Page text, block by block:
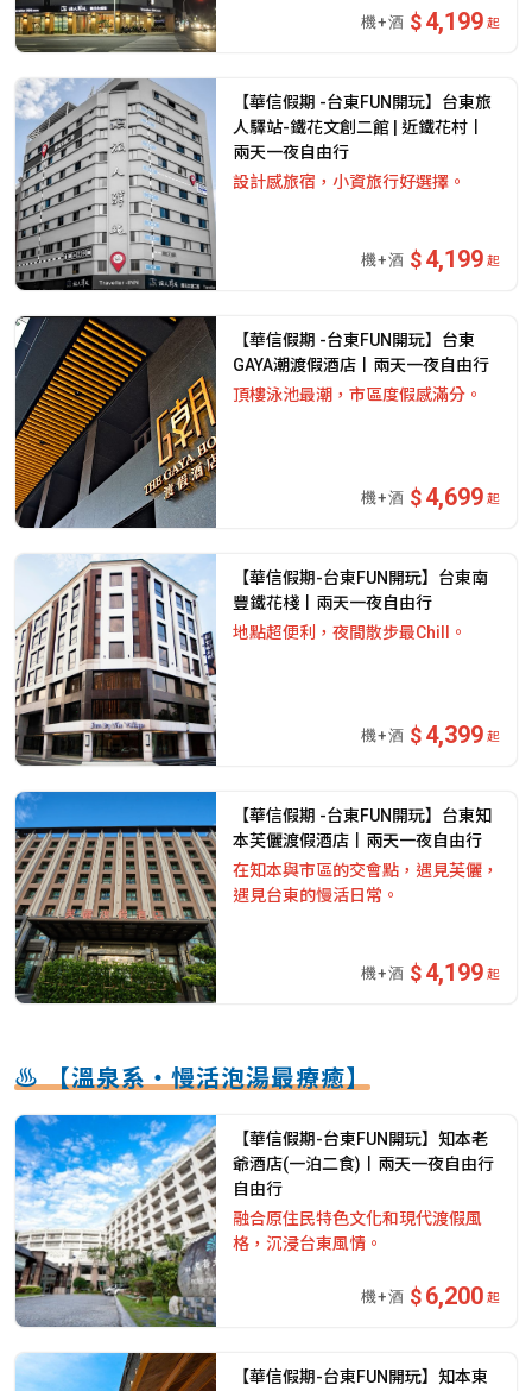
4,199 起
【華信假期 -台東FUN開玩】台東旅
人驛站-鐵花文創二館 | 近鐵花村丨
兩天一夜自由行
設計感旅宿，小資旅行好選擇。
4,199 起
【華信假期 -台東FUN開玩】台東
GAYA潮渡假酒店丨兩天一夜自由行
頂樓泳池最潮，市區度假感滿分。
4,699 起
【華信假期-台東FUN開玩】台東南
豐鐵花棧丨兩天一夜自由行
地點超便利，夜間散步最Chill。
4,399 起
【華信假期 -台東FUN開玩】台東知
本芙儷渡假酒店丨兩天一夜自由行
在知本與市區的交會點，遇見芙儷，
遇見台東的慢活日常。
4,199 起
♨️ 【溫泉系・慢活泡湯最療癒】
【華信假期-台東FUN開玩】知本老
爺酒店(一泊二食)丨兩天一夜自由行
自由行
融合原住民特色文化和現代渡假風
格，沉浸台東風情。
6,200 起
【華信假期-台東FUN開玩】知本東